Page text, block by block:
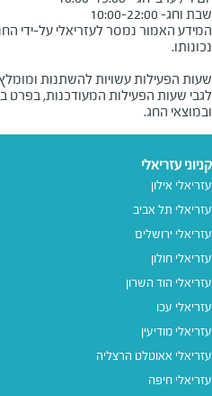
שבת וחג- 10:00-22:00
המידע האמור נמסר לעזריאלי על-ידי
שעות הפעילות עשויות להשתנות
לגבי שעות הפעילות המעודכנות, בפרט
ובמוצאי החג.
קניוני עזריאלי
עזריאלי אילון
עזריאלי תל אביב
עזריאלי ירושלים
עזריאלי חולון
עזריאלי הוד השרון
עזריאלי עכו
עזריאלי מודיעין
עזריאלי אאוטלט הרצליה
עזריאלי חיפה